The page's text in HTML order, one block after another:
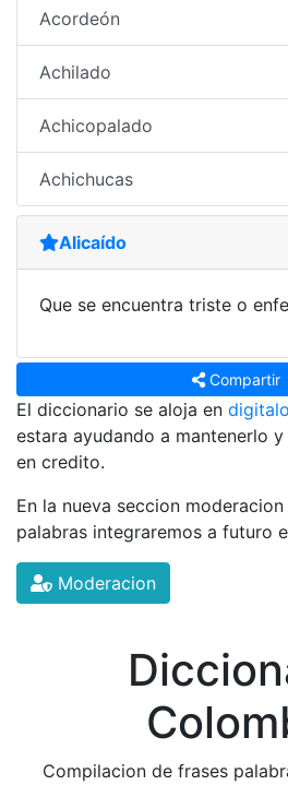
Acordeón
Achilado
Achicopalado
Achichucas
Alicaído
Que se encuentra triste o
Compartir
El diccionario se aloja en
estara ayudando a mantenerlo
en credito.
En la nueva seccion
palabras integraremos a futuro
Moderacion
Compilacion de frases